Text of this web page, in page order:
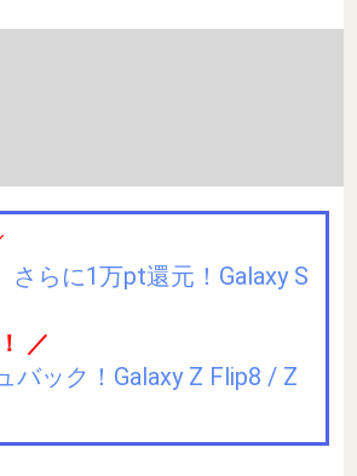
さらに1万pt還元！Galaxy S
／
バック！Galaxy Z Flip8 / Z